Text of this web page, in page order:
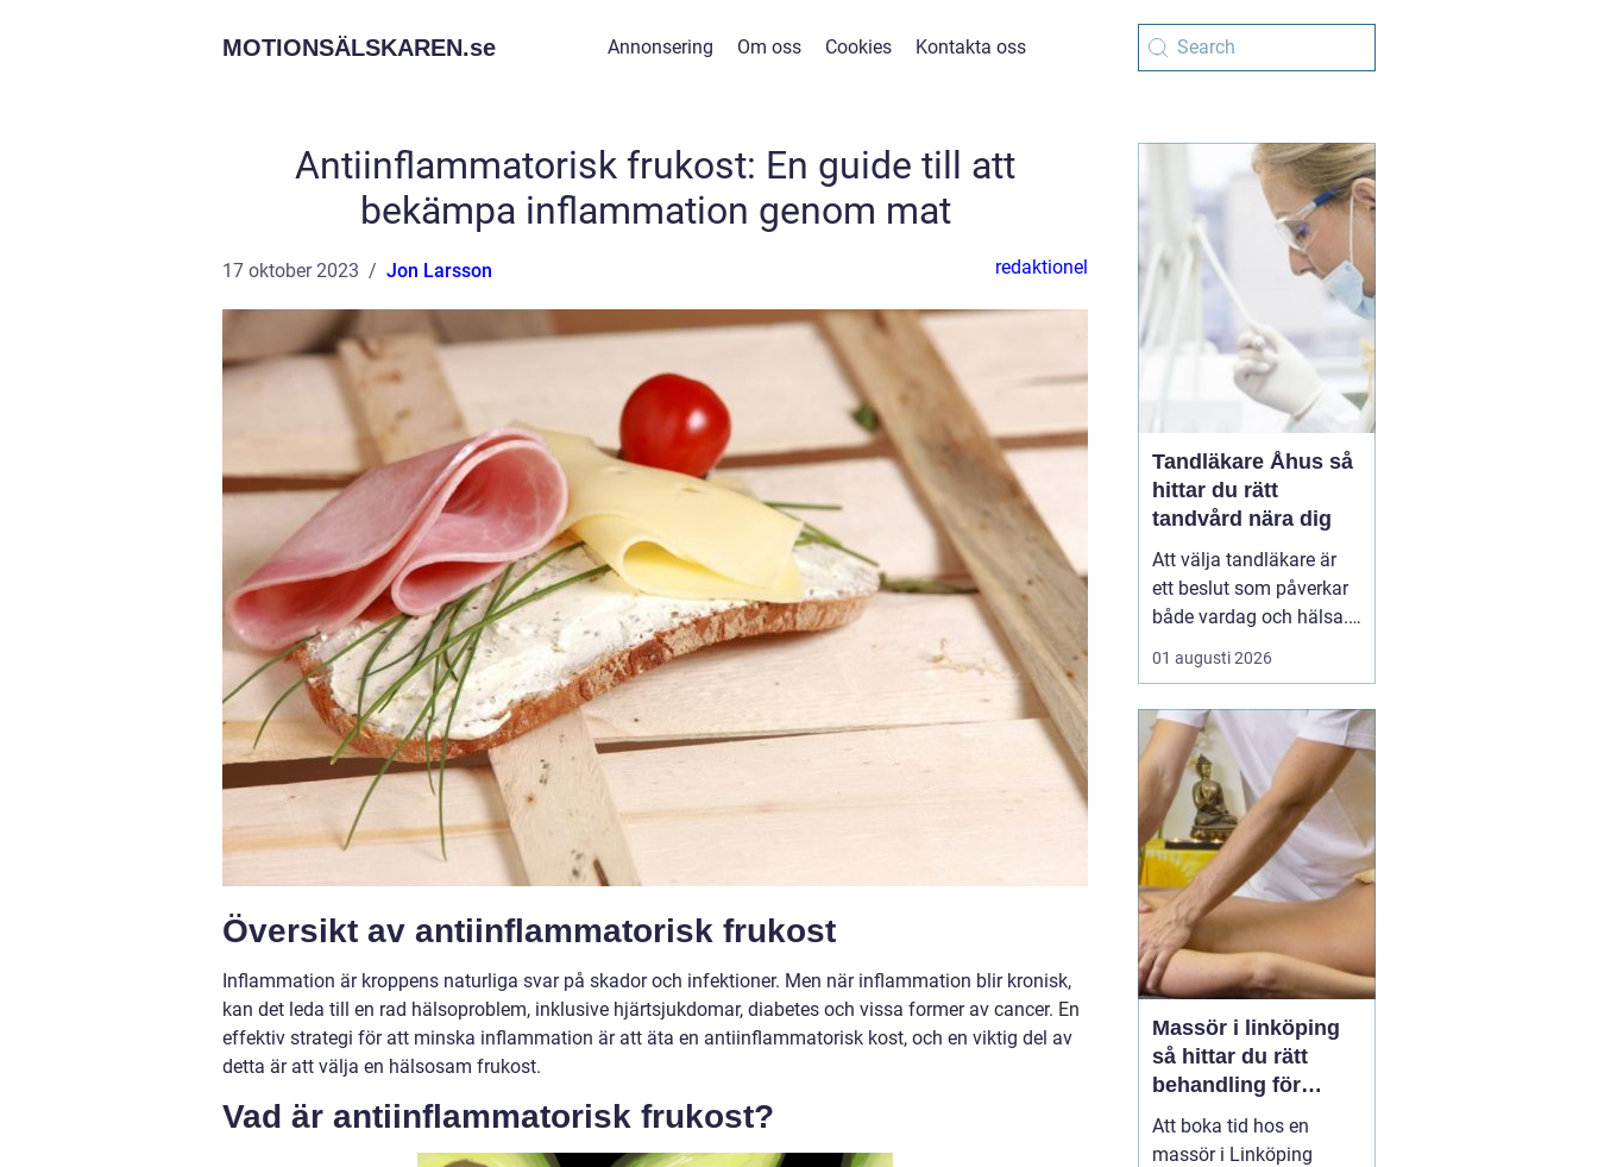
MOTIONSÄLSKAREN.se Annonsering Om oss Cookies Kontakta oss
Antiinflammatorisk frukost: En guide till att
bekämpa inflammation genom mat
17 oktober 2023 Jon Larsson redaktionel
Översikt av antiinflammatorisk frukost
Inflammation är kroppens naturliga svar på skador och infektioner. Men när inflammation blir kronisk,
kan det leda till en rad hälsoproblem, inklusive hjärtsjukdomar, diabetes och vissa former av cancer. En
effektiv strategi för att minska inflammation är att äta en antiinflammatorisk kost, och en viktig del av
detta är att välja en hälsosam frukost.
Vad är antiinflammatorisk frukost?
Tandläkare Åhus så
hittar du rätt
tandvård nära dig
Att välja tandläkare är
ett beslut som påverkar
både vardag och hälsa.
Den som söker
tandläkare åhus
som lagar hål. En trygg
kontakt, rimliga
väntetider och en lugn
miljö ...
01 augusti 2026
Massör i linköping
så hittar du rätt
behandling för
kropp och hälsa
Att boka tid hos en
massör i Linköping